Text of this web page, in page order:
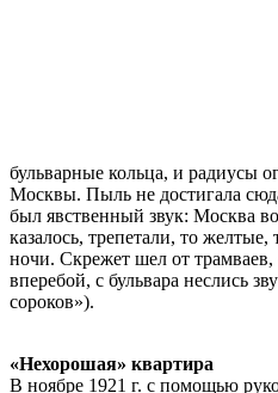
бульварные кольца, и радиусы
Москвы. Пыль не достигала
был явственный звук: Москва
казалось, трепетали, то
ночи. Скрежет шел от трамваев,
вперебой, с бульвара неслись
сороков»).
«Нехорошая» квартира
В ноябре 1921 г. с помощью